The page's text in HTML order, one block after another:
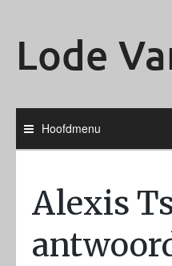
Lode
Hoofdmenu
Alexis